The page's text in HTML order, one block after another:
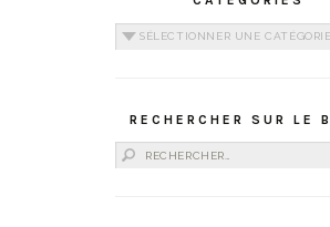
Catégories
RECHERCHER SUR LE
Rechercher :